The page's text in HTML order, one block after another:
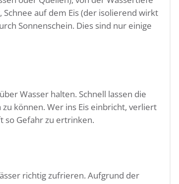
auf dem Eis (der isolierend wirkt
Sonnenschein. Dies sind nur einige
Wasser halten. Schnell lassen die
können. Wer ins Eis einbricht, verliert
so Gefahr zu ertrinken.
richtig zufrieren. Aufgrund der